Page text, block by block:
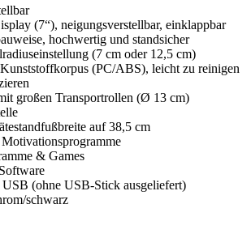
(7“), neigungsverstellbar, einklappbar
hochwertig und standsicher
(7 cm oder 12,5 cm)
Kunststoffkorpus (PC/ABS), leicht zu reinigen
großen Transportrollen (Ø 13 cm)
auf 38,5 cm
& Games
USB (ohne USB-Stick ausgeliefert)
schwarz